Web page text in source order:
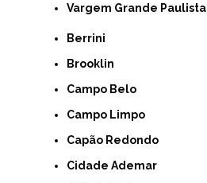
Vargem Grande Paulista
Berrini
Brooklin
Campo Belo
Campo Limpo
Capão Redondo
Cidade Ademar